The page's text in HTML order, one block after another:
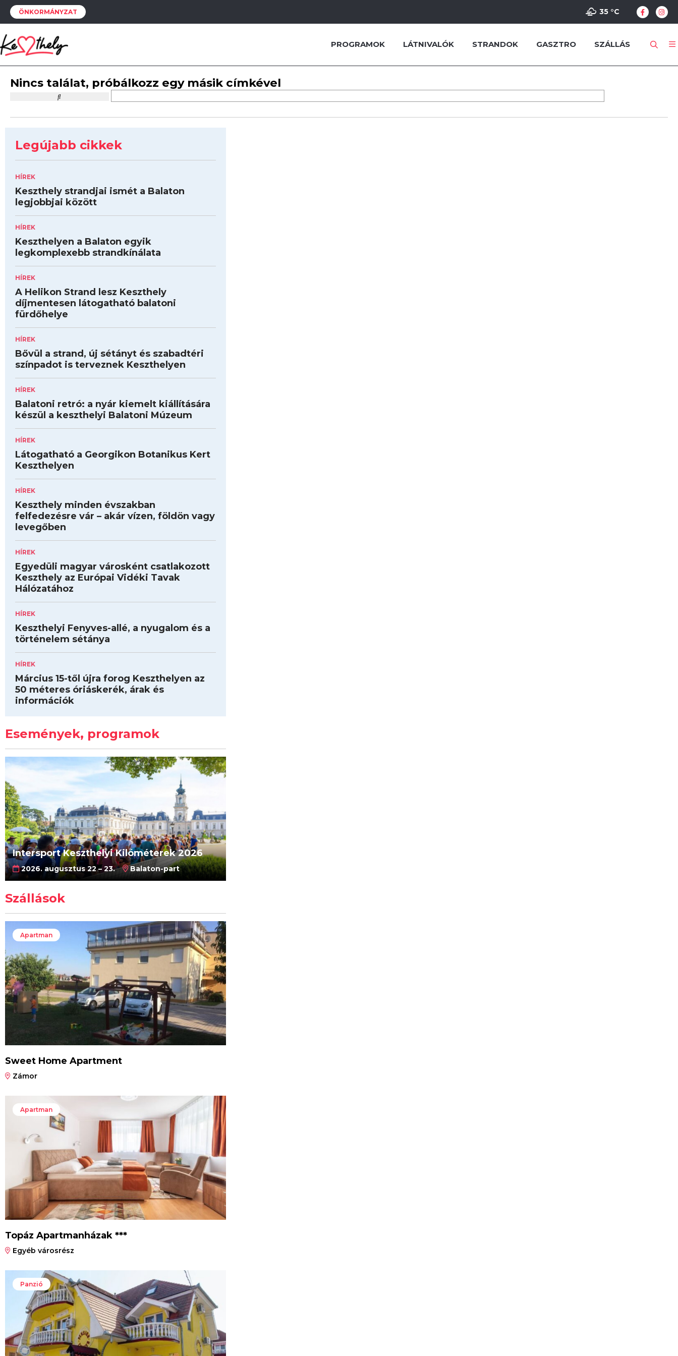
ÖNKORMÁNYZAT 35 °C
PROGRAMOK LÁTNIVALÓK STRANDOK GASZTRO SZÁLLÁS
Nincs találat, próbálkozz egy másik címkével
Legújabb cikkek
HÍREK
Keszthely strandjai ismét a Balaton
legjobbjai között
HÍREK
Keszthelyen a Balaton egyik
legkomplexebb strandkínálata
HÍREK
A Helikon Strand lesz Keszthely
díjmentesen látogatható balatoni
fürdőhelye
HÍREK
Bővül a strand, új sétányt és szabadtéri
színpadot is terveznek Keszthelyen
HÍREK
Balatoni retró: a nyár kiemelt kiállítására
készül a keszthelyi Balatoni Múzeum
HÍREK
Látogatható a Georgikon Botanikus Kert
Keszthelyen
HÍREK
Keszthely minden évszakban
felfedezésre vár – akár vízen, földön vagy
levegőben
HÍREK
Egyedüli magyar városként csatlakozott
Keszthely az Európai Vidéki Tavak
Hálózatához
HÍREK
Keszthelyi Fenyves-allé, a nyugalom és a
történelem sétánya
HÍREK
Március 15-től újra forog Keszthelyen az
50 méteres óriáskerék, árak és
információk
Események, programok
Intersport Keszthelyi Kilóméterek 2026
2026. augusztus 22 – 23. Balaton-part
Szállások
Apartman
Sweet Home Apartment
Zámor
Apartman
Topáz Apartmanházak ***
Egyéb városrész
Panzió